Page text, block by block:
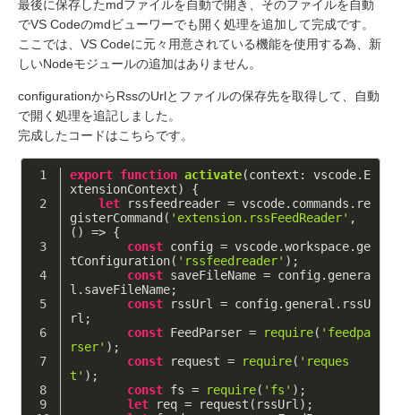
最後に保存したmdファイルを自動で開き、そのファイルを自動
でVS Codeのmdビューワーでも開く処理を追加して完成です。
ここでは、VS Codeに元々用意されている機能を使用する為、新
しいNodeモジュールの追加はありません。
configurationからRssのUrlとファイルの保存先を取得して、自動
で開く処理を追記しました。
完成したコードはこちらです。
export function activate(context: vscode.E
xtensionContext) {
let rssfeedreader = vscode.commands.re
gisterCommand( 'extension.rssFeedReader'
()
=> {
const config = vscode.workspace.ge
tConfiguration( 'rssfeedreader' );
const saveFileName = config.genera
l.saveFileName;
const rssUrl = config.general.rssU
rl;
const FeedParser = require( 'feedpa
rser' );
const request = require( 'reques
t' );
const fs = require( 'fs' );
let req = request(rssUrl);